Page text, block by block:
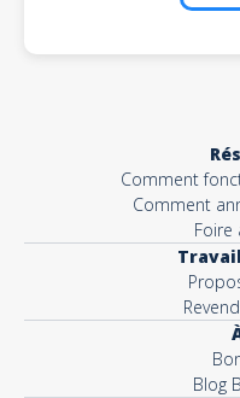
Comment
Comment
Foire
Blog